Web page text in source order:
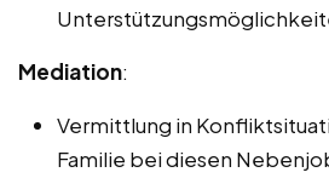
Mediation:
Vermittlung in
Familie bei diesen